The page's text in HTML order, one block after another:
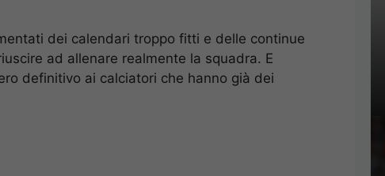
dei calendari troppo fitti e delle continue
ad allenare realmente la squadra. E
definitivo ai calciatori che hanno già dei